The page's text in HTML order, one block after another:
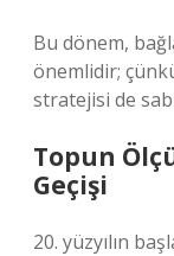
Bu dönem,
önemlidir;
stratejisi de
Topun
Geçişi
20. yüzyılın